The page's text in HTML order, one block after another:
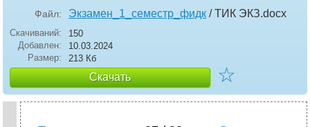
Файл: Экзамен_1_семестр_фидк / ТИК ЭКЗ.docx
Скачиваний:
150
Добавлен:
10.03.2024
Размер:
213 Кб
Скачать ☆